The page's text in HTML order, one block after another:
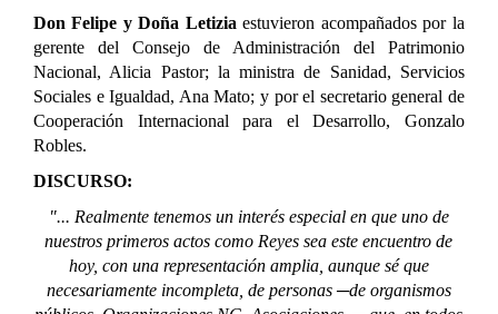
Don Felipe y Doña Letizia estuvieron acompañados por la
gerente del Consejo de Administración del Patrimonio
Nacional, Alicia Pastor; la ministra de Sanidad, Servicios
Sociales e Igualdad, Ana Mato; y por el secretario general de
Cooperación Internacional para el Desarrollo, Gonzalo
Robles.
DISCURSO:
"... Realmente tenemos un interés especial en que uno de
nuestros primeros actos como Reyes sea este encuentro de
hoy, con una representación amplia, aunque sé que
necesariamente incompleta, de personas ─de organismos